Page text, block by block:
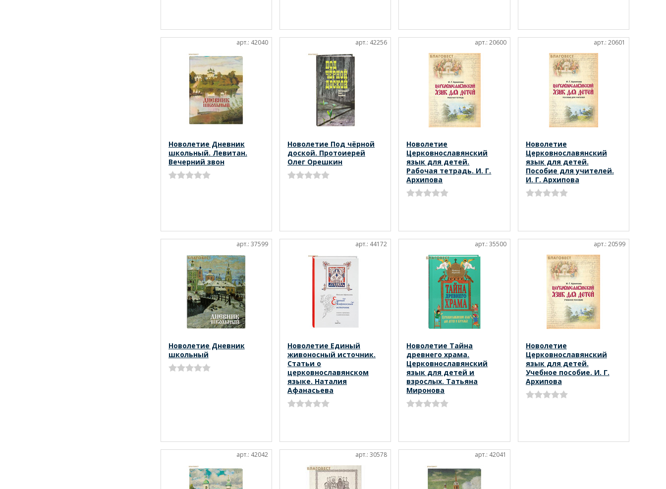
арт.: 42040
Новолетие Дневник
школьный. Левитан.
Вечерний звон
арт.: 42256
Новолетие Под чёрной
доской. Протоиерей
Олег Орешкин
арт.: 20600
Новолетие
Церковнославянский
язык для детей.
Рабочая тетрадь. И. Г.
Архипова
арт.: 20601
Новолетие
Церковнославянский
язык для детей.
Пособие для учителей.
И. Г. Архипова
арт.: 37599
Новолетие Дневник
школьный
арт.: 44172
Новолетие Единый
живоносный источник.
Статьи о
церковнославянском
языке. Наталия
Афанасьева
арт.: 35500
Новолетие Тайна
древнего храма.
Церковнославянский
язык для детей и
взрослых. Татьяна
Миронова
арт.: 20599
Новолетие
Церковнославянский
язык для детей.
Учебное пособие. И. Г.
Архипова
арт.: 42042 арт.: 30578 арт.: 42041